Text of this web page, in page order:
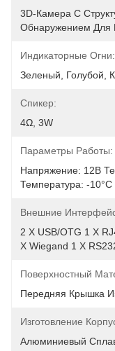
3D-Камера С
Обнаружением Для
Индикаторные Огни:
Зеленый, Голубой,
Спикер:
4Ω, 3W
Параметры Работы:
Напряжение: 12В
Температура: -
Внешние
2 X USB/OTG 1 X
X Wiegand 1 X
Поверхностный
Передняя Крышка
Изготовление
Алюминиевый